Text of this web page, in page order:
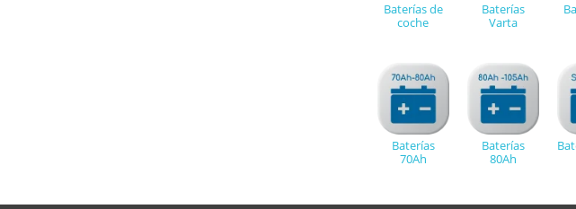
Baterías de
coche
Baterías
Varta
Baterías
70Ah
Baterías
80Ah